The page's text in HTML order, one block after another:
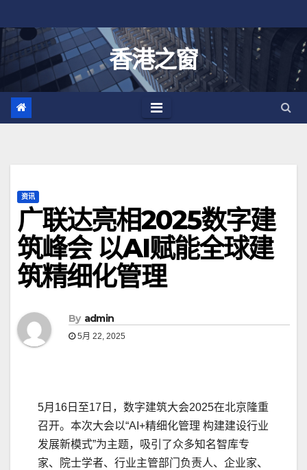
至
香港之窗
资讯
广联达亮相2025数字建
筑峰会 以AI赋能全球建
筑精细化管理
By admin
5月 22, 2025
5月16日至17日，数字建筑大会2025在北京隆重
召开。本次大会以“AI+精细化管理 构建建设行业
发展新模式”为主题，吸引了众多知名智库专
家、院士学者、行业主管部门负责人、企业家、